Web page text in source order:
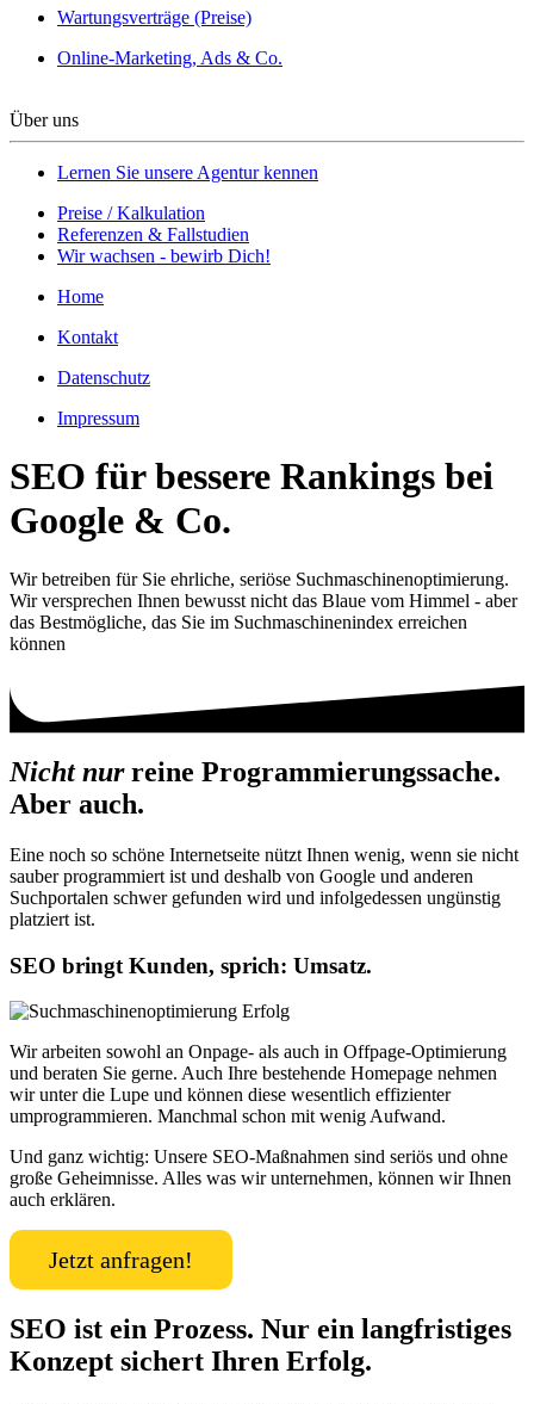
Wartungsverträge (Preise)
Online-Marketing, Ads & Co.
Über uns
Lernen Sie unsere Agentur kennen
Preise / Kalkulation
Referenzen & Fallstudien
Wir wachsen - bewirb Dich!
Home
Kontakt
Datenschutz
Impressum
SEO für bessere Rankings bei
Google & Co.
Wir betreiben für Sie ehrliche, seriöse Suchmaschinenoptimierung.
Wir versprechen Ihnen bewusst nicht das Blaue vom Himmel - aber
das Bestmögliche, das Sie im Suchmaschinenindex erreichen
können
Nicht nurreine Programmierungs­sache.
Aber auch.
Eine noch so schöne Internetseite nützt Ihnen wenig, wenn sie nicht
sauber programmiert ist und deshalb von Google und anderen
Suchportalen schwer gefunden wird und infolgedessen ungünstig
platziert ist.
SEO bringt Kunden, sprich: Umsatz.
Wir arbeiten sowohl an Onpage- als auch in Offpage-Optimierung
und beraten Sie gerne. Auch Ihre bestehende Homepage nehmen
wir unter die Lupe und können diese wesentlich effizienter
umprogrammieren. Manchmal schon mit wenig Aufwand.
Und ganz wichtig: Unsere SEO-Maßnahmen sind seriös und ohne
große Geheimnisse. Alles was wir unternehmen, können wir Ihnen
auch erklären.
Jetzt anfragen!
SEO ist ein Prozess. Nur ein langfristiges
Konzept sichert Ihren Erfolg.